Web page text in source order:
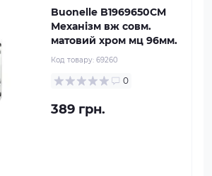
Buonelle B1969650CM
Механізм вж совм.
матовий хром мц 96мм.
Код товару: 69260
0
389 грн.